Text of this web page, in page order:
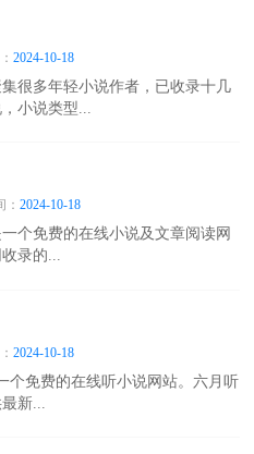
2024-10-18
很多年轻小说作者，已收录十几
小说类型...
：2024-10-18
个免费的在线小说及文章阅读网
录的...
2024-10-18
个免费的在线听小说网站。六月听
新...